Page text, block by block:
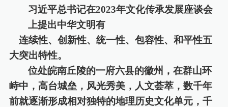
习近平总书记在2023年文化传承发展座谈会
上提出中华文明有
连续性、 创新性、 统一性、 包容性、 和平性五
大突出特性。
位处皖南丘陵的一府六县的徽州，在群山环
峙中，高台城垒，风光秀美，人文荟萃，数千年
前就逐渐形成相对独特的地理历史文化单元， 千